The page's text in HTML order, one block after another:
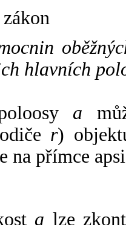
hlavních
a
r)
na přímce
a lze